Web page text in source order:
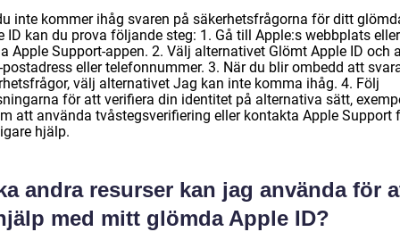
inte kommer ihåg svaren på säkerhetsfrågorna för ditt
ID kan du prova följande steg: 1. Gå till Apple:s webbplats eller
Apple Support-appen. 2. Välj alternativet Glömt Apple ID och
postadress eller telefonnummer. 3. När du blir ombedd att
välj alternativet Jag kan inte komma ihåg. 4. Följ
för att verifiera din identitet på alternativa sätt,
att använda tvåstegsverifiering eller kontakta Apple Support
hjälp.
andra resurser kan jag använda för
med mitt glömda Apple ID?